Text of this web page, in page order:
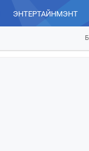
ЭНТЕРТАЙНМЭНТ